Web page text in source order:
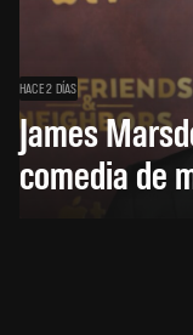
HACE 2 DÍAS
James
comedia de